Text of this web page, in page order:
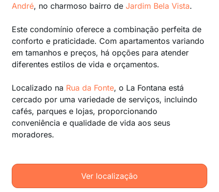
André, no charmoso bairro de Jardim Bela Vista.
Este condomínio oferece a combinação perfeita de
conforto e praticidade. Com apartamentos variando
em tamanhos e preços, há opções para atender
diferentes estilos de vida e orçamentos.
Localizado na Rua da Fonte, o La Fontana está
cercado por uma variedade de serviços, incluindo
cafés, parques e lojas, proporcionando
conveniência e qualidade de vida aos seus
moradores.
Ver localização